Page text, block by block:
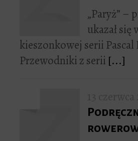
„Paryż” –
ukazał się
kieszonkowej serii Pascal
Przewodniki z serii [...]